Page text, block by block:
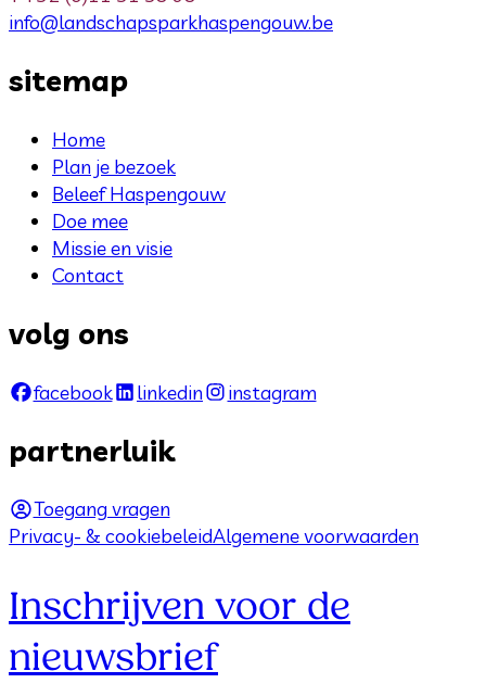
info@landschapsparkhaspengouw.be
sitemap
Home
Plan je bezoek
Beleef Haspengouw
Doe mee
Missie en visie
Contact
volg ons
facebook linkedin instagram
partnerluik
Toegang vragen
Privacy- & cookiebeleidAlgemene voorwaarden
Inschrijven voor de
nieuwsbrief